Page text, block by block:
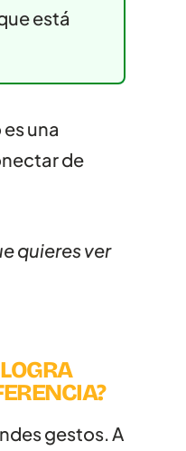
está
una
de
quieres ver
gestos. A